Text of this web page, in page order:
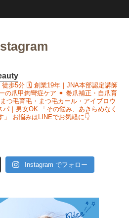
徒歩5分🗓 創業19年｜JNA本部認定講師
の爪甲鉤彎症ケア ✦ 巻爪補正・自爪育
つ毛育毛・まつ毛カール・アイブロウ
パ｜男女OK 「その悩み、あきらめなく
お悩みはLINEでお気軽に👇
Instagram でフォロー